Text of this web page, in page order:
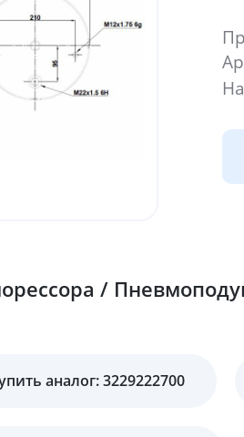
/
аналог: 3229222700